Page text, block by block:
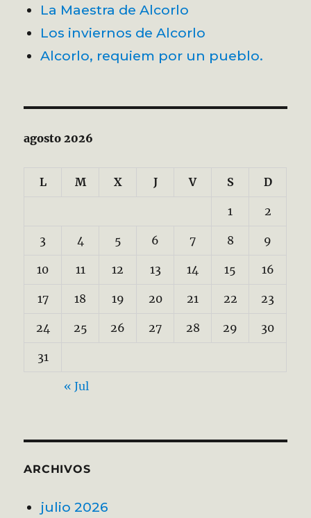
La Maestra de Alcorlo
Los inviernos de Alcorlo
Alcorlo, requiem por un pueblo.
agosto 2026
L M X J V S D
1 2
3 4 5 6 7 8 9
10 11 12 13 14 15 16
17 18 19 20 21 22 23
24 25 26 27 28 29 30
31
« Jul
ARCHIVOS
julio 2026